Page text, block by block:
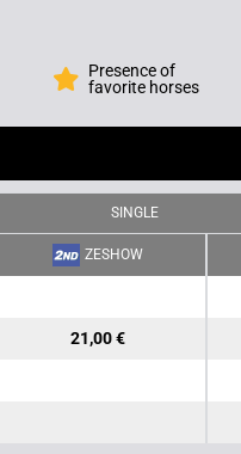
Presence of
favorite horses
SINGLE
ZESHOW
21,00 €